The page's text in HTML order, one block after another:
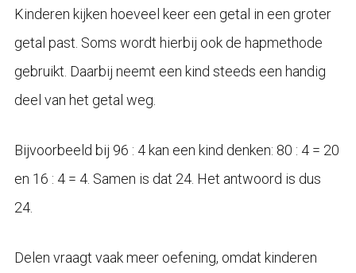
Kinderen kijken hoeveel keer een getal in een groter
getal past. Soms wordt hierbij ook de hapmethode
gebruikt. Daarbij neemt een kind steeds een handig
deel van het getal weg.
Bijvoorbeeld bij 96 : 4 kan een kind denken: 80 : 4 = 20
en 16 : 4 = 4. Samen is dat 24. Het antwoord is dus
24.
Delen vraagt vaak meer oefening, omdat kinderen